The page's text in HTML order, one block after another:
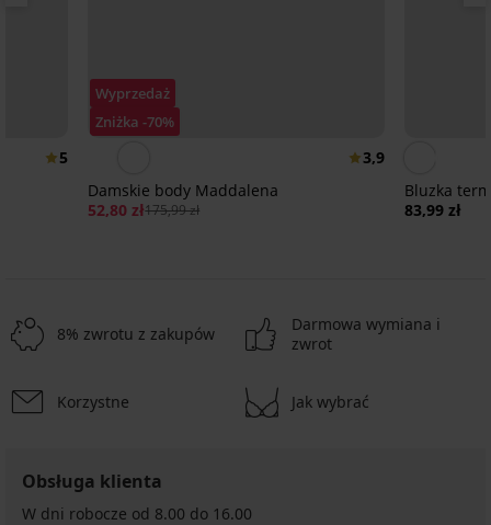
5
Wyprzedaż
Zniżka -70%
3,9
Damskie body Maddalena
52,80 zł175,99 zł
Bluzka
83,99 zł
-30%
8% zwrotu z zakupów
Darmowa wymiana i
zwrot
Korzystne Jak wybrać
Obsługa klienta
W dni robocze od 8.00 do 16.00